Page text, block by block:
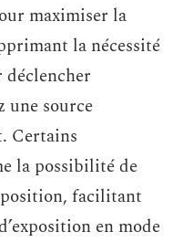
maximiser la
la nécessité
déclencher
une source
Certains
la possibilité de
facilitant
en mode